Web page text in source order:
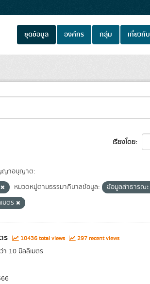
ชุดข้อมูล องค์กร กลุ่ม เกี่ยวกับ
เรียงโดย
าอนุญาต:
หมวดหมู่ตามธรรมาภิบาลข้อมูล: ข้อมูลสาธารณะ
มตร
ร 10436 total views 297 recent views
10 มิลลิเมตร